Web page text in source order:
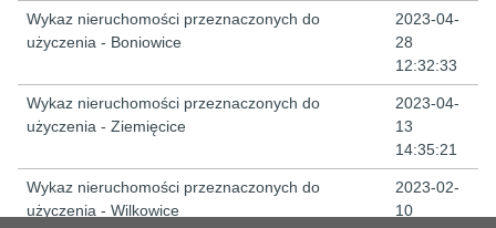
Wykaz nieruchomości przeznaczonych do
użyczenia - Boniowice
2023-04-
28
12:32:33
Wykaz nieruchomości przeznaczonych do
użyczenia - Ziemięcice
2023-04-
13
14:35:21
Wykaz nieruchomości przeznaczonych do
użyczenia - Wilkowice
2023-02-
10